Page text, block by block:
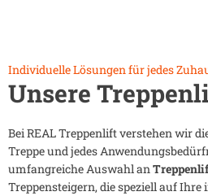
Individuelle Lösungen für jedes
Unsere
Bei REAL Treppenlift verstehen wir
Treppe und jedes
umfangreiche Auswahl an
Treppensteigern, die speziell auf